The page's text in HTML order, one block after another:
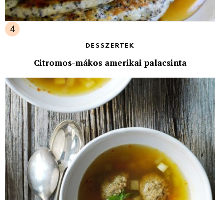
DESSZERTEK
Citromos-mákos amerikai palacsinta